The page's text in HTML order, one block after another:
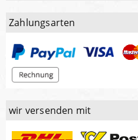
Zahlungsarten
wir versenden mit